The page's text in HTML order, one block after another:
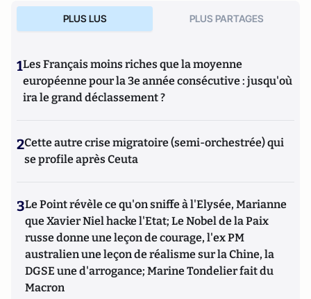
PLUS LUS PLUS PARTAGES
1Les Français moins riches que la moyenne
européenne pour la 3e année consécutive : jusqu'où
ira le grand déclassement ?
2Cette autre crise migratoire (semi-orchestrée) qui
se profile après Ceuta
3Le Point révèle ce qu'on sniffe à l'Elysée, Marianne
que Xavier Niel hacke l'Etat; Le Nobel de la Paix
russe donne une leçon de courage, l'ex PM
australien une leçon de réalisme sur la Chine, la
DGSE une d'arrogance; Marine Tondelier fait du
Macron